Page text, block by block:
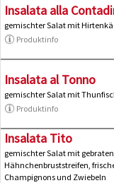
Insalata alla
gemischter Salat mit
Produktinfo
Insalata al Tonno
gemischter Salat mit
Produktinfo
Insalata Tito
gemischter Salat mit
Hähnchenbruststreifen,
Champignons und Zwiebeln